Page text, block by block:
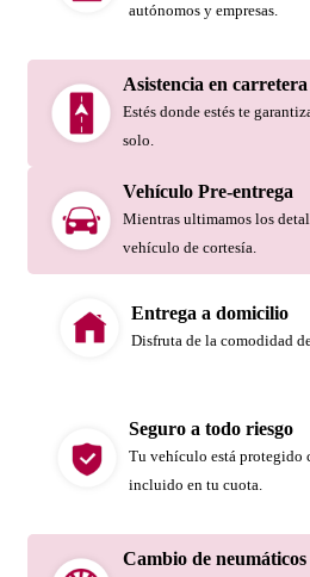
autónomos y empresas.
Asistencia en carretera
Estés donde estés te
solo.
Vehículo Pre-entrega
Mientras ultimamos los
vehículo de cortesía.
Entrega a domicilio
Disfruta de la comodidad
Seguro a todo riesgo
Tu vehículo está protegido
incluido en tu cuota.
Cambio de neumáticos